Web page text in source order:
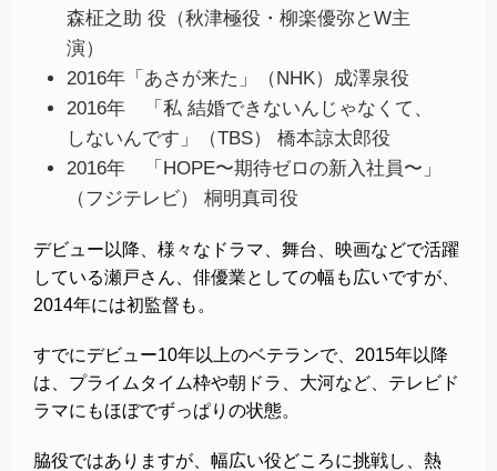
森柾之助 役（秋津極役・柳楽優弥とW主
演）
2016年「あさが来た」（NHK）成澤泉役
2016年 「私 結婚できないんじゃなくて、
しないんです」（TBS） 橋本諒太郎役
2016年 「HOPE〜期待ゼロの新入社員〜」
（フジテレビ） 桐明真司役
デビュー以降、様々なドラマ、舞台、映画などで活躍
している瀬戸さん、俳優業としての幅も広いですが、
2014年には初監督も。
すでにデビュー10年以上のベテランで、2015年以降
は、プライムタイム枠や朝ドラ、大河など、テレビド
ラマにもほぼでずっぱりの状態。
脇役ではありますが、幅広い役どころに挑戦し、熱